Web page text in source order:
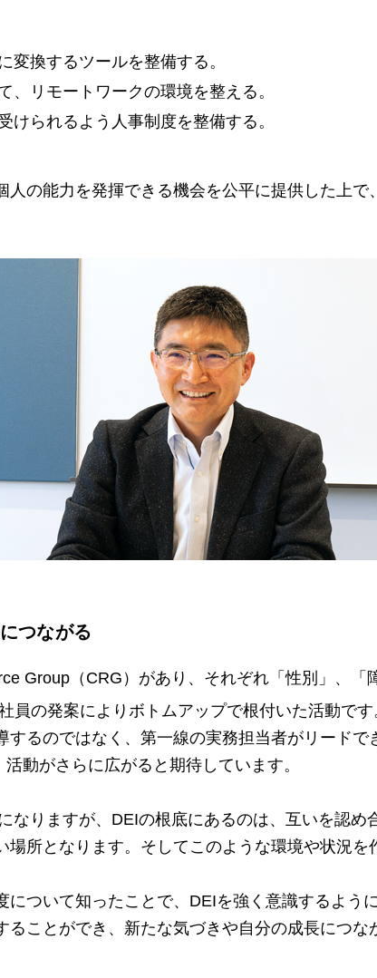
変換するツールを整備する。
リモートワークの環境を整える。
られるよう人事制度を整備する。
の能力を発揮できる機会を公平に提供した上
つながる
Group（CRG）があり、それぞれ「性別」、「
員の発案によりボトムアップで根付いた活動で
るのではなく、第一線の実務担当者がリード
動がさらに広がると期待しています。
なりますが、DEIの根底にあるのは、互いを認
所となります。そしてこのような環境や状況を
ついて知ったことで、DEIを強く意識するよう
ことができ、新たな気づきや自分の成長につな